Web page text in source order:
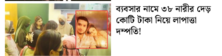
ব্যবসার নামে ৩৮ নারীর দেড়
কোটি টাকা নিয়ে লাপাত্তা
দম্পতি!